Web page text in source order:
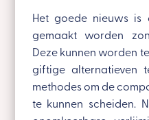
Het goede nieuws is
gemaakt worden
Deze kunnen worden
giftige alternatieven
methodes om de
te kunnen scheiden.